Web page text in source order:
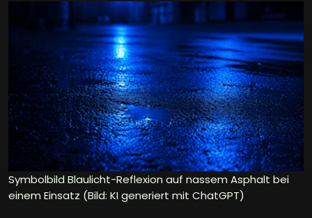
Symbolbild Blaulicht-Reflexion auf nassem Asphalt bei
einem Einsatz (Bild: KI generiert mit ChatGPT)